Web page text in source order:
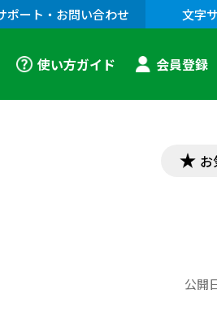
ポート・お問い合わせ 文字
使い方ガイド 会員登録
お
公開